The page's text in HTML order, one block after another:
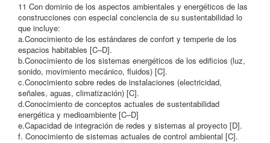
11 Con dominio de los aspectos ambientales y energéticos de las
construcciones con especial conciencia de su sustentabilidad lo
que incluye:
a.Conocimiento de los estándares de confort y temperie de los
espacios habitables [C–D].
b.Conocimiento de los sistemas energéticos de los edificios (luz,
sonido, movimiento mecánico, fluidos) [C].
c.Conocimiento sobre redes de instalaciones (electricidad,
señales, aguas, climatización) [C].
d.Conocimiento de conceptos actuales de sustentabilidad
energética y medioambiente [C–D]
e.Capacidad de integración de redes y sistemas al proyecto [D].
f. Conocimiento de sistemas actuales de control ambiental [C].